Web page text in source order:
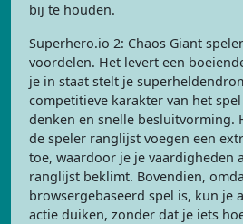
bij te houden.
Superhero.io 2: Chaos Giant
voordelen. Het levert een
je in staat stelt je
competitieve karakter van het
denken en snelle besluitvorming.
de speler ranglijst voegen een
toe, waardoor je je vaardigheden
ranglijst beklimt. Bovendien,
browsergebaseerd spel is, kun je
actie duiken, zonder dat je iets